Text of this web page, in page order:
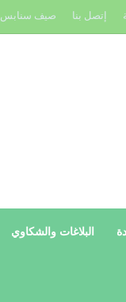
إتصل بنا صيف سنابس
البلاغات والشكاوي